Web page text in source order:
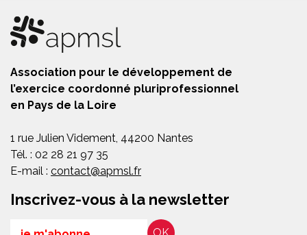
Association pour le développement de
l’exercice coordonné pluriprofessionnel
en Pays de la Loire
1 rue Julien Videment, 44200 Nantes
Tél. : 02 28 21 97 35
E-mail : contact@apmsl.fr
Inscrivez-vous à la newsletter
Email